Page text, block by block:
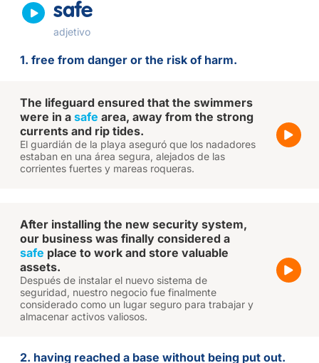
safe
adjetivo
1. free from danger or the risk of harm.
The lifeguard ensured that the swimmers
were in a safe area, away from the strong
currents and rip tides.
El guardián de la playa aseguró que los nadadores
estaban en una área segura, alejados de las
corrientes fuertes y mareas roqueras.
After installing the new security system,
our business was finally considered a
safe place to work and store valuable
assets.
Después de instalar el nuevo sistema de
seguridad, nuestro negocio fue finalmente
considerado como un lugar seguro para trabajar y
almacenar activos valiosos.
2. having reached a base without being put out.